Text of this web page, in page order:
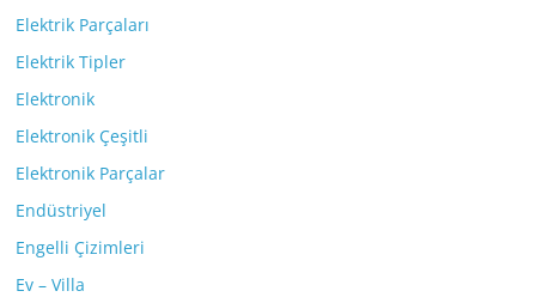
Elektrik Parçaları
Elektrik Tipler
Elektronik
Elektronik Çeşitli
Elektronik Parçalar
Endüstriyel
Engelli Çizimleri
Ev – Villa